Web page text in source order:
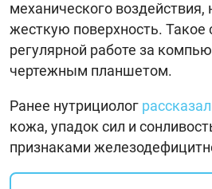
механического воздействия,
жесткую поверхность. Такое
регулярной работе за
чертежным планшетом.
Ранее нутрициолог
кожа, упадок сил и
признаками